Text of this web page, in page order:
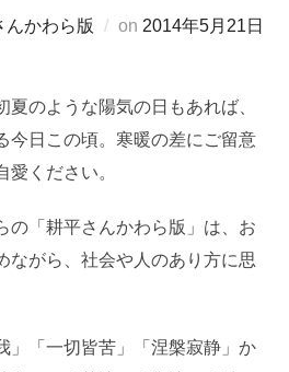
んかわら版 on 投
2014年5月21日
夏のような陽気の日もあれば、
今日この頃。寒暖の差にご留意
愛ください。
の「耕平さんかわら版」は、お
ながら、社会や人のあり方に思
」「一切皆苦」「涅槃寂静」か